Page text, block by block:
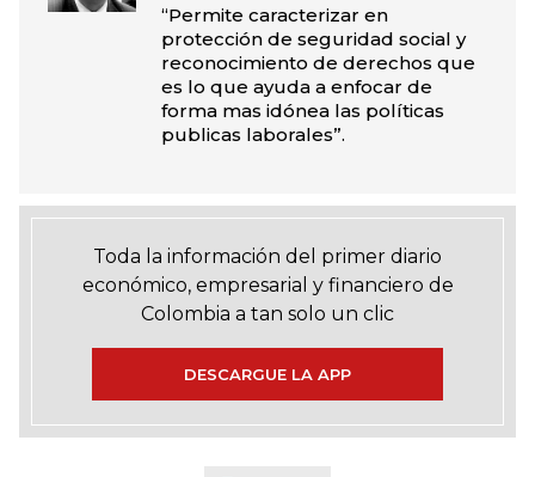
“Permite caracterizar en
protección de seguridad social y
reconocimiento de derechos que
es lo que ayuda a enfocar de
forma mas idónea las políticas
publicas laborales”.
Toda la información del primer diario
económico, empresarial y financiero de
Colombia a tan solo un clic
DESCARGUE LA APP